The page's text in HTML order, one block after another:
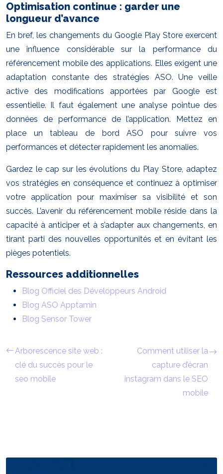
Optimisation continue : garder une
longueur d’avance
En bref, les changements du Google Play Store exercent
une influence considérable sur la performance du
référencement mobile des applications. Elles exigent une
adaptation constante des stratégies ASO. Une veille
active des modifications apportées par Google est
essentielle. Il faut également une analyse pointue des
données de performance de l’application. Mettez en
place un tableau de bord ASO pour suivre vos
performances et détecter rapidement les anomalies.
Gardez le cap sur les évolutions du Play Store, adaptez
vos stratégies en conséquence et continuez à optimiser
votre application pour maximiser sa visibilité et son
succès. L’avenir du référencement mobile réside dans la
capacité à anticiper et à s’adapter aux changements, en
tirant parti des nouvelles opportunités et en évitant les
pièges potentiels.
Ressources additionnelles
Blog Officiel des Développeurs Android
Blog ASO Apptamin
Blog Sensor Tower
Arborescence site web :
clé du succès pour le
seo mobile
Comment utiliser la
capture d’écran
instagram dans le SEO
mobile